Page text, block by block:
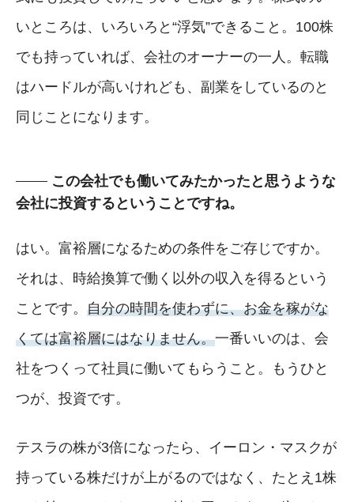
いところは、いろいろと“浮気”できること。100株
でも持っていれば、会社のオーナーの一人。転職
はハードルが高いけれども、副業をしているのと
同じことになります。
この会社でも働いてみたかったと思うような
会社に投資するということですね。
はい。富裕層になるための条件をご存じですか。
それは、時給換算で働く以外の収入を得るという
ことです。 自分の時間を使わずに、お金を稼がな
くては富裕層にはなりません。一番いいのは、会
社をつくって社員に働いてもらうこと。もうひと
つが、投資です。
テスラの株が3倍になったら、イーロン・マスクが
持っている株だけが上がるのではなく、たとえ1株